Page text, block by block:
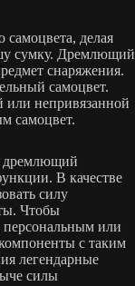
самоцвета, делая
сумку. Дремлющий
снаряжения.
самоцвет.
или непривязанной
самоцвет.
дремлющий
В качестве
силу
Чтобы
или
с таким
легендарные
силы